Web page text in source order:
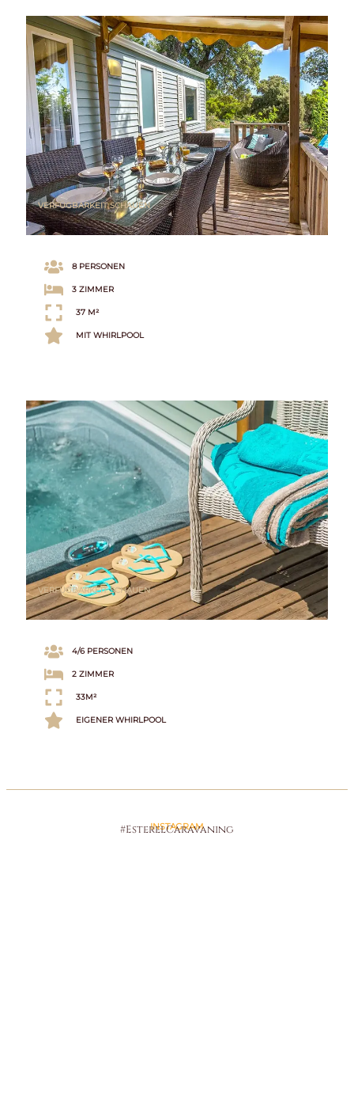
VERFÜGBARKEIT SCHAUEN
8 PERSONEN
3 ZIMMER
37 M²
MIT WHIRLPOOL
VERFÜGBARKEIT SCHAUEN
4/6 PERSONEN
2 ZIMMER
33M²
EIGENER WHIRLPOOL
INSTAGRAM
#EsterelCaravaning